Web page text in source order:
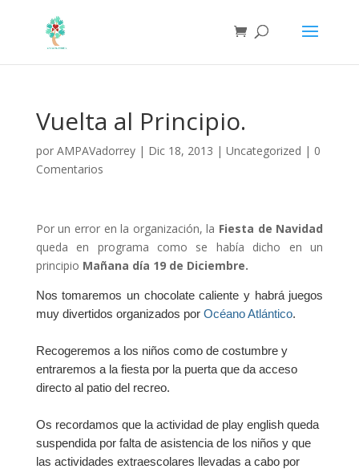
Vuelta al Principio.
por AMPAVadorrey| Dic 18, 2013 | Uncategorized | 0
Comentarios
Por un error en la organización, la Fiesta de Navidad
queda en programa como se había dicho en un
principio Mañana día 19 de Diciembre.
Nos tomaremos un chocolate caliente y habrá juegos
muy divertidos organizados por Océano Atlántico.
Recogeremos a los niños como de costumbre y
entraremos a la fiesta por la puerta que da acceso
directo al patio del recreo.
Os recordamos que la actividad de play english queda
suspendida por falta de asistencia de los niños y que
las actividades extraescolares llevadas a cabo por